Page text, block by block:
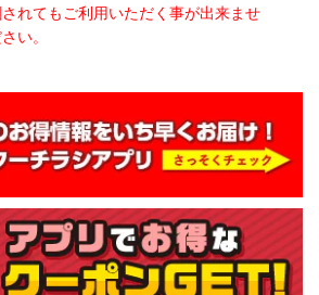
れてもご利用いただく事が出来ませ
い。